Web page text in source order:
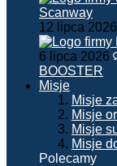
12 lipca 2026
6 lipca 2026
BOOSTER
Misje
Misje
Misje
Misje
Misje
Polecamy